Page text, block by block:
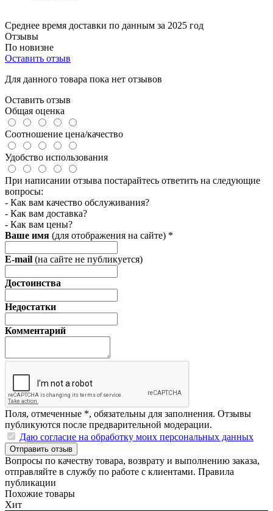
Среднее время доставки по данным за 2025 год
Отзывы
По новизне
Оставить отзыв
Для данного товара пока нет отзывов
Оставить отзыв
Общая оценка
Соотношение цена/качество
Удобство использования
При написании отзыва постарайтесь ответить на следующие
вопросы:
- Как вам качество обслуживания?
- Как вам доставка?
- Как вам цены?
Ваше имя (для отображения на сайте) *
E-mail (на сайте не публикуется)
Достоинства
Недостатки
Комментарий
Поля, отмеченные *, обязательны для заполнения. Отзывы
публикуются после предварительной модерации.
Даю согласие на обработку моих персональных данных
Отправить отзыв
Вопросы по качеству товара, возврату и выполнению заказа,
отправляйте в службу по работе с клиентами. Правила
публикации
Похожие товары
Хит